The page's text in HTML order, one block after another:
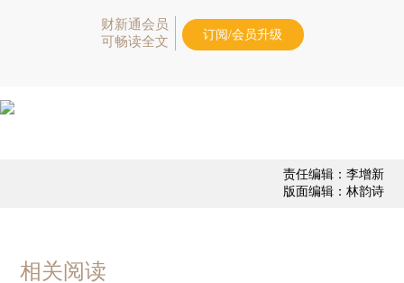
财新通会员
可畅读全文
订阅/会员升级
责任编辑：李增新
版面编辑：林韵诗
相关阅读